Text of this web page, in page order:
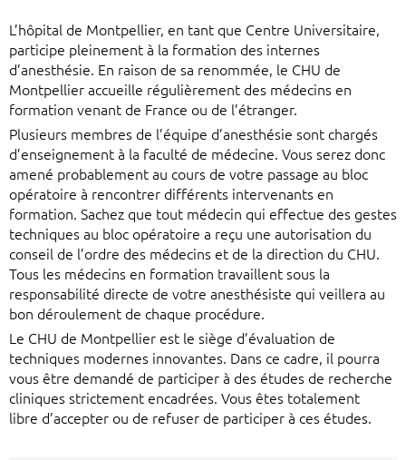
L’hôpital de Montpellier, en tant que Centre Universitaire,
participe pleinement à la formation des internes
d’anesthésie. En raison de sa renommée, le CHU de
Montpellier accueille régulièrement des médecins en
formation venant de France ou de l’étranger.
Plusieurs membres de l’équipe d’anesthésie sont chargés
d’enseignement à la faculté de médecine. Vous serez donc
amené probablement au cours de votre passage au bloc
opératoire à rencontrer différents intervenants en
formation. Sachez que tout médecin qui effectue des gestes
techniques au bloc opératoire a reçu une autorisation du
conseil de l’ordre des médecins et de la direction du CHU.
Tous les médecins en formation travaillent sous la
responsabilité directe de votre anesthésiste qui veillera au
bon déroulement de chaque procédure.
Le CHU de Montpellier est le siège d’évaluation de
techniques modernes innovantes. Dans ce cadre, il pourra
vous être demandé de participer à des études de recherche
cliniques strictement encadrées. Vous êtes totalement
libre d’accepter ou de refuser de participer à ces études.